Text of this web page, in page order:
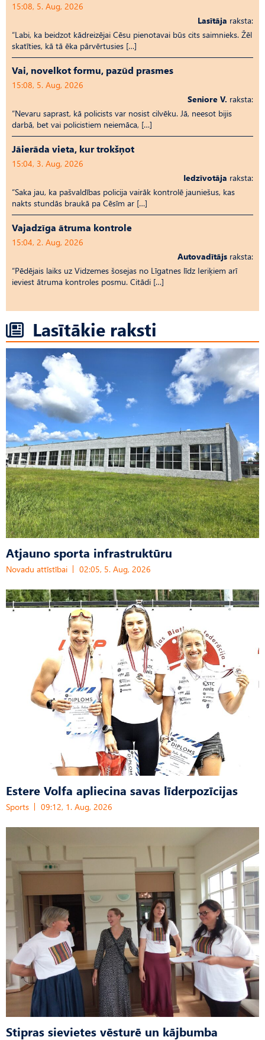
15:08, 5. Aug, 2026
Lasītāja raksta:
“Labi, ka beidzot kādreizējai Cēsu pienotavai būs cits saimnieks. Žēl
skatīties, kā tā ēka pārvērtusies […]
Vai, novelkot formu, pazūd prasmes
15:08, 5. Aug, 2026
Seniore V. raksta:
“Nevaru saprast, kā policists var nosist cilvēku. Jā, neesot bijis
darbā, bet vai policistiem neiemāca, […]
Jāierāda vieta, kur trokšņot
15:04, 3. Aug, 2026
Iedzīvotāja raksta:
“Saka jau, ka pašvaldības policija vairāk kontrolē jauniešus, kas
nakts stundās braukā pa Cēsīm ar […]
Vajadzīga ātruma kontrole
15:04, 2. Aug, 2026
Autovadītājs raksta:
“Pēdējais laiks uz Vid­ze­mes šosejas no Līgatnes līdz Ieriķiem arī
ieviest ātruma kontroles posmu. Citādi […]
Lasītākie raksti
Atjauno sporta infrastruktūru
Novadu attīstībai 02:05, 5. Aug, 2026
Estere Volfa apliecina savas līderpozīcijas
Sports 09:12, 1. Aug, 2026
Stipras sievietes vēsturē un kājbumba